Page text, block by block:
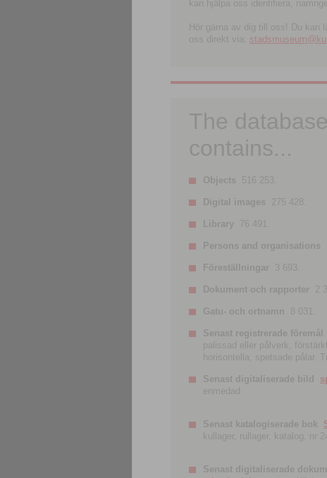
kan hjälpa oss identifiera,
Hör gärna av dig till oss! Du kan
oss direkt via:
The
contains...
Objects 516 253.
Digital images 275 428.
Library 76 491.
Persons and organisations
Föreställningar 3 693.
Dokument och rapporter 2
Gatu- och ortnamn 8 031.
Senast registrerade föremål
palissad eller pålverk,
horisontella, spetsade pålar.
Senast digitaliserade bild
enmedad
Senast katalogiserade bok
kullager, rullager, katalog. nr
Senast digitaliserade